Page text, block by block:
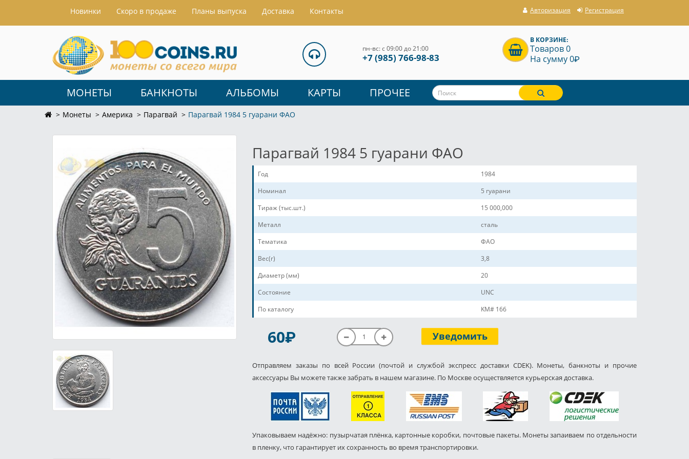
Hовинки Скоро в продаже Планы выпуска Доставка Контакты Авторизация Регистрация
пн-вс: с 09:00 до 21:00
+7 (985) 766-98-83
В КОРЗИНЕ:
Товаров 0
На сумму 0P
МОНЕТЫ БАНКНОТЫ АЛЬБОМЫ КАРТЫ ПРОЧЕЕ
Монеты Америка Парагвай Парагвай 1984 5 гуарани ФАО
Парагвай 1984 5 гуарани ФАО
Год
1984
Номинал
5 гуарани
Тираж (тыс.шт.)
15 000,000
Металл
сталь
Тематика
ФАО
Вес(г)
3,8
Диаметр (мм)
20
Состояние
UNC
По каталогу
KM# 166
60P Уведомить
Отправляем заказы по всей России (почтой и службой экспресс доставки CDEK). Монеты, банкноты и прочие
аксессуары Вы можете также забрать в нашем магазине. По Москве осуществляется курьерская доставка.
Упаковываем надёжно: пузырчатая плёнка, картонные коробки, почтовые пакеты. Монеты запаиваем по отдельности
в пленку, что гарантирует их сохранность во время транспортировки.